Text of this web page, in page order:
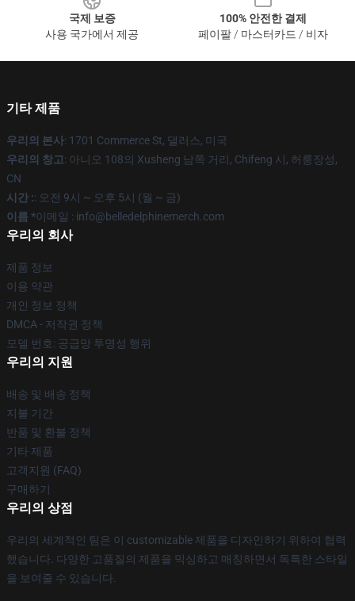
국제 보증
사용 국가에서 제공
100% 안전한 결제
페이팔 / 마스터카드 / 비자
기타 제품
우리의 본사: 1701 Commerce St, 댈러스, 미국
우리의 창고: 아니오 108의 Xusheng 남쪽 거리, Chifeng 시, 허룽장성,
CN
시간 :: 오전 9시 ~ 오후 5시 (월 ~ 금)
이름 *이메일 : info@belledelphinemerch.com
우리의 회사
제품 정보
이용 약관
개인 정보 정책
DMCA - 저작권 정책
모델 번호: 공급망 투명성 행위
우리의 지원
배송 및 배송 정책
지불 기간
반품 및 환불 정책
기타 제품
고객지원 (FAQ)
구매하기
우리의 상점
우리의 세계적인 팀은 이 customizable 제품을 디자인하기 위하여 협력
했습니다. 다양한 고품질의 제품을 믹싱하고 매칭하면서 독특한 스타일
을 보여줄 수 있습니다.